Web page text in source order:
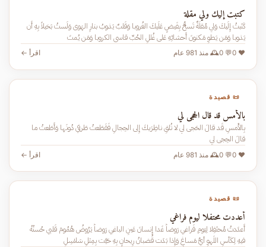
كتبت إليك ولي مقلة
كَتَبتُ إِلَيكَ وَلي مُقلَةٌ تَسحُّ بِفَيضٍ عَلَيكَ الغُروبا وَقَلبٌ يَذوبُ بنارِ الهَوى وَلَستُ بَخيلاً بِهِ أَن
يَذوبا وَمَن يَطوِ مَكنونَ أَحشائِهِ عَلى غُللِ الحُبِّ قاسى الكروبا وَمَن يُمتَ
❤️ 0
💬 0 🕰️ منذ 981 عام اقرأ ←
📜 قصيدة
بالأمس قد قال الحجى لي
بِالأَمسِ قَد قالَ الحَجى لي لا تُلقِ ناظِرَيكَ إِلى الحِجالِ فَقَطَعتُ طَرفي دُونَها وَأَطَعتُ ما
قالَ الحِجى لي
❤️ 0
💬 0 🕰️ منذ 981 عام اقرأ ←
📜 قصيدة
أعددت محتفلا ليوم فراغي
أَعدَدتُ مُحتَفِلا لِيَومِ فَراغي رَوضاً غَدا إِنسانَ عَينِ الباغي رَوضاً يَرُوضُ هُمُومَ قَلبي حُسنُهُ
فيهِ لِكَأسِ اللَهوِ أيُّ مَساغِ وَإِذا بَدَت قُضبانُ رِيحانٍ بِهِ حَيَّت بِمِثلِ سَلاسِلِ